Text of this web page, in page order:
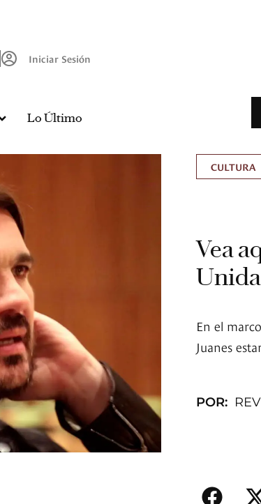
Iniciar Sesión
Lo Último
CULTURA
Vea
En el
Juanes
POR: